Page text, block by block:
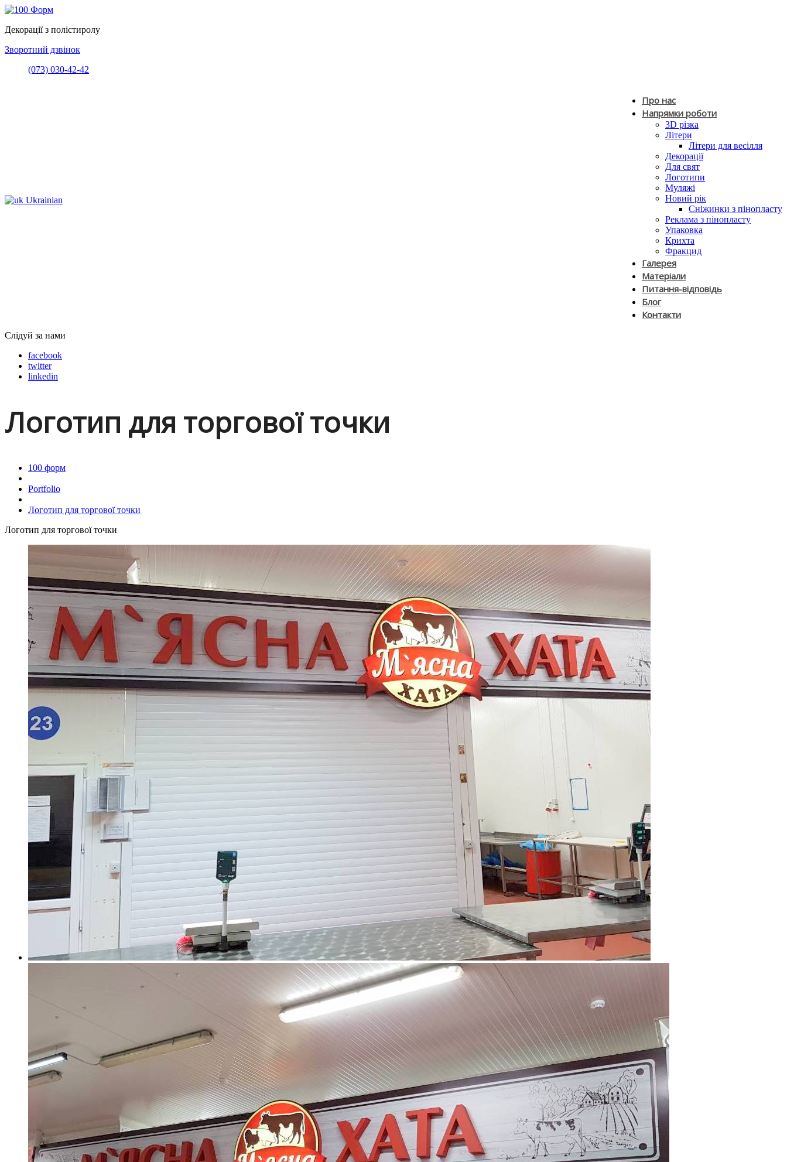
Декорації з полістиролу
Зворотний дзвінок
(073) 030-42-42
Ukrainian
Про нас
Напрямки роботи
3D різка
Літери
Літери для весілля
Декорації
Для свят
Логотипи
Муляжі
Новий рік
Сніжинки з пінопласту
Реклама з пінопласту
Упаковка
Крихта
Фракцид
Галерея
Матеріали
Питання-відповідь
Блог
Контакти
Слідуй за нами
facebook
twitter
linkedin
Логотип для торгової точки
100 форм
Portfolio
Логотип для торгової точки
Логотип для торгової точки